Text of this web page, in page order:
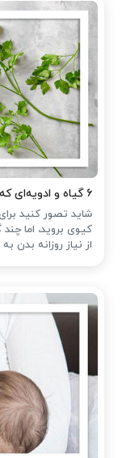
۶ گیاه و ادویه‌ای که منبع پنهان ویتامین C هستند
کیوی بروید، اما
از نیاز روزانه بدن